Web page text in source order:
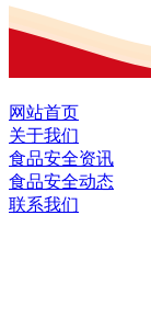
网站首页
关于我们
食品安全资讯
食品安全动态
联系我们